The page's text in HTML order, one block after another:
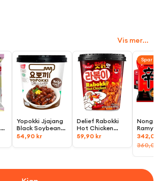
Vis mer...
Yopokki Jjajang
Black Soybean
Sauce Topokki
54,90 kr
Delief Rabokki
Hot Chicken
Spicy Flavour
59,90 kr
Spar 5%
Ramyun
10-
10x120g
342,00
360,00